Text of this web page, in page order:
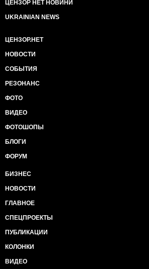
ЦЕНЗОР НЕТ НОВИНИ
UKRAINIAN NEWS
ЦЕНЗОР.НЕТ
НОВОСТИ
СОБЫТИЯ
РЕЗОНАНС
ФОТО
ВИДЕО
ФОТОШОПЫ
БЛОГИ
ФОРУМ
БИЗНЕС
НОВОСТИ
ГЛАВНОЕ
СПЕЦПРОЕКТЫ
ПУБЛИКАЦИИ
КОЛОНКИ
ВИДЕО